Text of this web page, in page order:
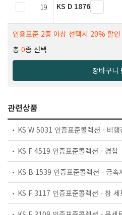
19 KS D 1876
인용표준 2종 이상 선택시 20% 할인
총 0종 선택
장바구니
관련상품
KS F 4519 인증표준콜렉션 - 경첩
KS B 1539 인증표준콜렉션 - 금속
KS F 3117 인증표준콜렉션 - 창 세